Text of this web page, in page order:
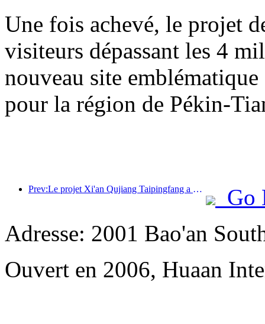
Une fois achevé, le projet
visiteurs dépassant les 4
nouveau site
pour la région de Pékin-
Prev:Le projet Xi'an Qujiang Taipingfang a officiellement débuté sa construction, avec une superficie totale de 137 000 mètres carrés.
Go
Adresse: 2001 Bao'an
Ouvert en 2006, Huaan